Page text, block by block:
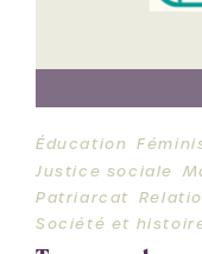
Éducation
Justice sociale
Patriarcat
Société et